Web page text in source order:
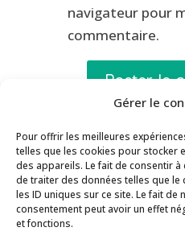
Gérer le
Pour offrir les meilleures
telles que les cookies pour stocker
des appareils. Le fait de consentir
de traiter des données telles que
les ID uniques sur ce site. Le fait
consentement peut avoir un effet
et fonctions.
navigateur pour
commentaire.
Contact
Séances de
Guide des Méthodes